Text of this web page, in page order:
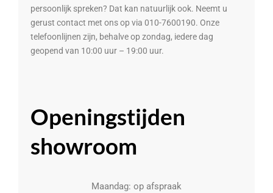
persoonlijk spreken? Dat kan natuurlijk ook. Neemt u
gerust contact met ons op via 010-7600190. Onze
telefoonlijnen zijn, behalve op zondag, iedere dag
geopend van 10:00 uur – 19:00 uur.
Openingstijden
showroom
Maandag: op afspraak